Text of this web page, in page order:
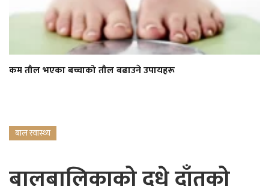
कम तौल भएका बच्चाको तौल बढाउने उपायहरू
बाल स्वास्थ्य